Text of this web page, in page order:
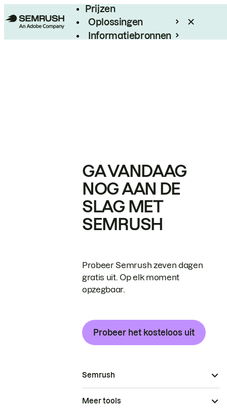
Prijzen
Oplossingen
Informatiebronnen
GA VANDAAG
NOG AAN DE
SLAG MET
SEMRUSH
Probeer Semrush zeven dagen
gratis uit. Op elk moment
opzegbaar.
Probeer het kosteloos uit
Semrush
Meer tools